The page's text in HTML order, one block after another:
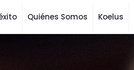
Quiénes Somos Koelus